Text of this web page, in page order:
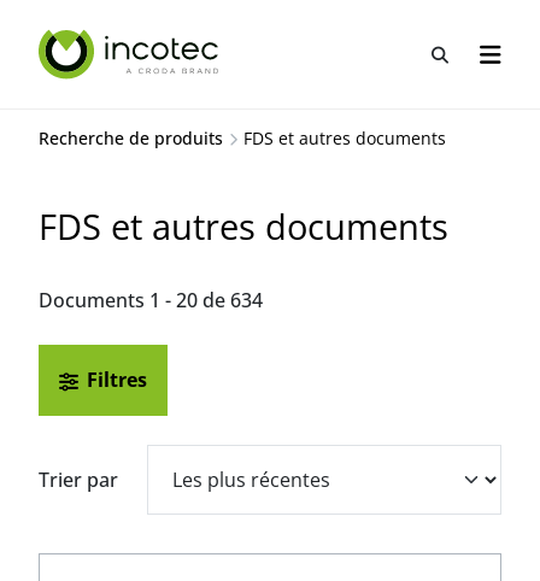
contenu
menu
Recherche de produits FDS et autres documents
FDS et autres documents
Documents 1 - 20 de 634
Filtres
Trier par